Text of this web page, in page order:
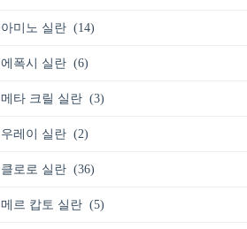
아미노 실란 (14)
에폭시 실란 (6)
메타 크릴 실란 (3)
우레이 실란 (2)
클로로 실란 (36)
메르 캅토 실란 (5)